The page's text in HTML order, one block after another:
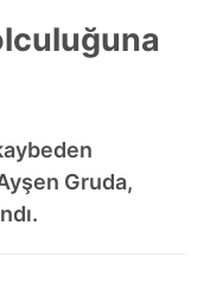
Gruda,